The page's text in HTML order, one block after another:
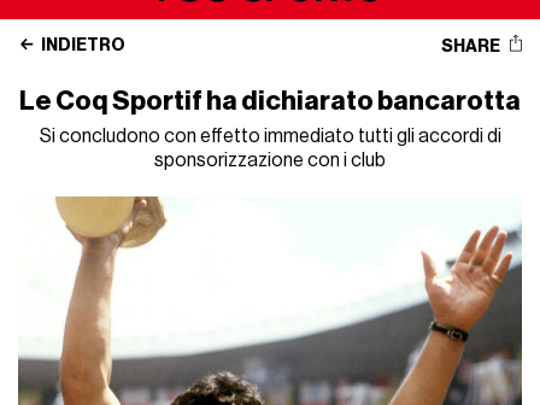
INDIETRO SHARE
Le Coq Sportif ha dichiarato bancarotta
Si concludono con effetto immediato tutti gli accordi di
sponsorizzazione con i club